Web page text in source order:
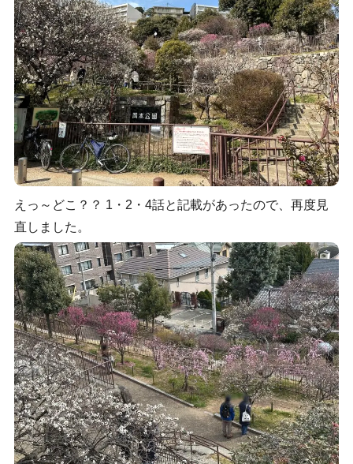
えっ～どこ？？ 1・2・4話と記載があったので、再度見
直しました。